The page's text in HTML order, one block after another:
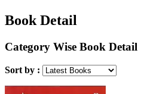
Book Detail
Category Wise Book Detail
Sort by :